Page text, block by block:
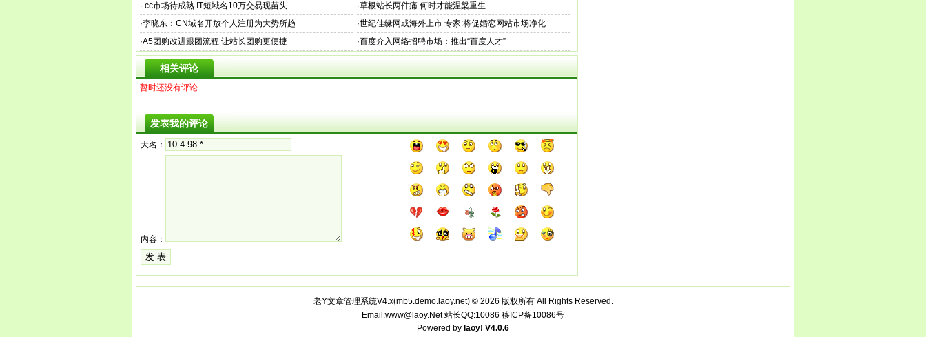
·.cc市场待成熟 IT短域名10万交易现苗头 ·草根站长两件痛 何时才能涅槃重生
·李晓东：CN域名开放个人注册为大势所趋 ·世纪佳缘网或海外上市 专家:将促婚恋网站市场净化
·A5团购改进跟团流程 让站长团购更便捷 ·百度介入网络招聘市场：推出“百度人才”
相关评论
暂时还没有评论
发表我的评论
大名：
内容：
老Y文章管理系统V4.x(mb5.demo.laoy.net) © 2026 版权所有 All Rights Reserved.
Email:www@laoy.Net 站长QQ:10086 移ICP备10086号
Powered by laoy! V4.0.6